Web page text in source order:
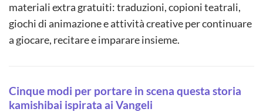
materiali extra gratuiti: traduzioni, copioni teatrali,
giochi di animazione e attività creative per continuare
a giocare, recitare e imparare insieme.
Cinque modi per portare in scena questa storia
kamishibai ispirata ai Vangeli